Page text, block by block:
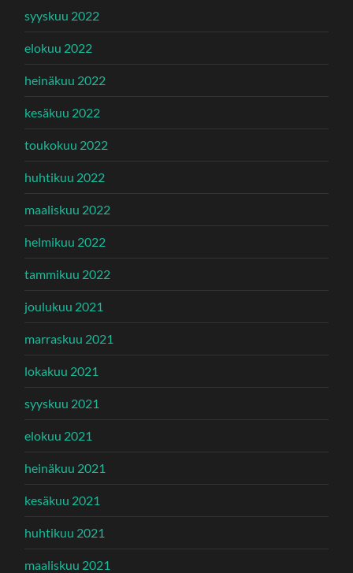
syyskuu 2022
elokuu 2022
heinäkuu 2022
kesäkuu 2022
toukokuu 2022
huhtikuu 2022
maaliskuu 2022
helmikuu 2022
tammikuu 2022
joulukuu 2021
marraskuu 2021
lokakuu 2021
syyskuu 2021
elokuu 2021
heinäkuu 2021
kesäkuu 2021
huhtikuu 2021
maaliskuu 2021